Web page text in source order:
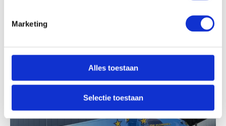
Marketing
Alles toestaan
Selectie toestaan
Lees meer